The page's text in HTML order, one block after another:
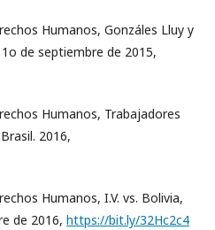
Humanos, Gonzáles Lluy y
de septiembre de 2015,
Humanos, Trabajadores
2016,
Humanos, I.V. vs. Bolivia,
de 2016, https://bit.ly/32Hc2c4